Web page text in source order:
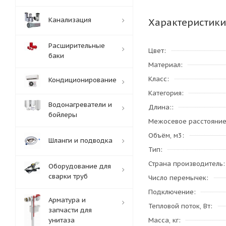
Характеристики
Цвет
Материал
Класс
Категория
Длина:
Межосевое расстояние
Объём, м3
Тип
Страна производитель
Число перемычек
Подключение
Тепловой поток, Вт
Масса, кг
Канализация
Расширительные
баки
Кондиционирование
Водонагреватели и
бойлеры
Шланги и подводка
Оборудование для
сварки труб
Арматура и
запчасти для
унитаза